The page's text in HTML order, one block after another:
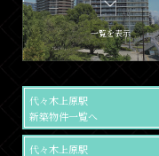
一覧を表示
代々木上原駅
新築物件一覧へ
代々木上原駅